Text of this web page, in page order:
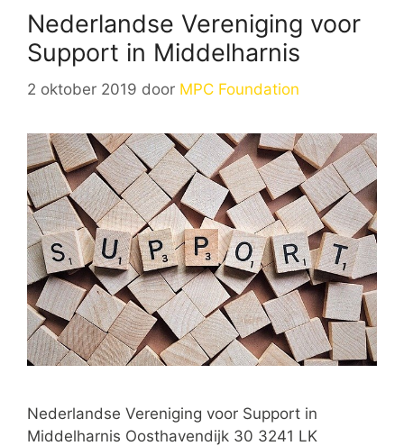
Nederlandse Vereniging voor
Support in Middelharnis
2 oktober 2019 door MPC Foundation
Nederlandse Vereniging voor Support in
Middelharnis Oosthavendijk 30 3241 LK